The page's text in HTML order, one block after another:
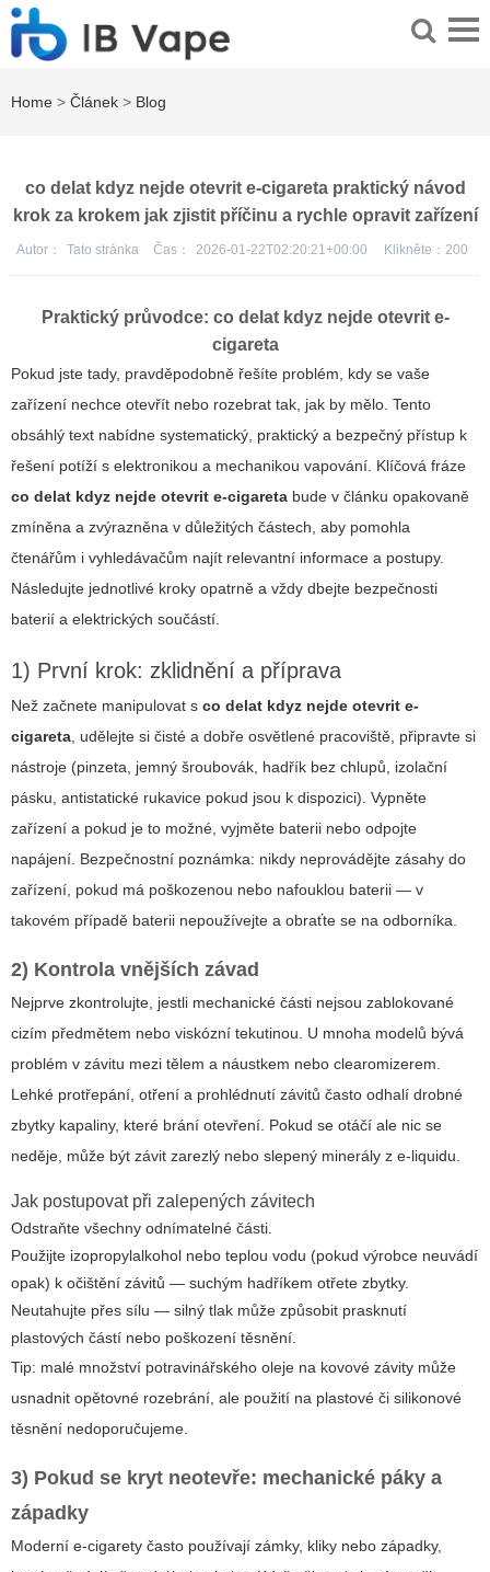
Home > Článek > Blog
co delat kdyz nejde otevrit e-cigareta praktický návod
krok za krokem jak zjistit příčinu a rychle opravit zařízení
Autor： Tato stránka Čas： 2026-01-22T02:20:21+00:00 Klikněte： 200
Praktický průvodce: co delat kdyz nejde otevrit e-
cigareta
Pokud jste tady, pravděpodobně řešíte problém, kdy se vaše
zařízení nechce otevřít nebo rozebrat tak, jak by mělo. Tento
obsáhlý text nabídne systematický, praktický a bezpečný přístup k
řešení potíží s elektronikou a mechanikou vapování. Klíčová fráze
co delat kdyz nejde otevrit e-cigareta bude v článku opakovaně
zmíněna a zvýrazněna v důležitých částech, aby pomohla
čtenářům i vyhledávačům najít relevantní informace a postupy.
Následujte jednotlivé kroky opatrně a vždy dbejte bezpečnosti
baterií a elektrických součástí.
1) První krok: zklidnění a příprava
Než začnete manipulovat s co delat kdyz nejde otevrit e-
cigareta, udělejte si čisté a dobře osvětlené pracoviště, připravte si
nástroje (pinzeta, jemný šroubovák, hadřík bez chlupů, izolační
pásku, antistatické rukavice pokud jsou k dispozici). Vypněte
zařízení a pokud je to možné, vyjměte baterii nebo odpojte
napájení. Bezpečnostní poznámka: nikdy neprovádějte zásahy do
zařízení, pokud má poškozenou nebo nafouklou baterii — v
takovém případě baterii nepoužívejte a obraťte se na odborníka.
2) Kontrola vnějších závad
Nejprve zkontrolujte, jestli mechanické části nejsou zablokované
cizím předmětem nebo viskózní tekutinou. U mnoha modelů bývá
problém v závitu mezi tělem a náustkem nebo clearomizerem.
Lehké protřepání, otření a prohlédnutí závitů často odhalí drobné
zbytky kapaliny, které brání otevření. Pokud se otáčí ale nic se
neděje, může být závit zarezlý nebo slepený minerály z e-liquidu.
Jak postupovat při zalepených závitech
Odstraňte všechny odnímatelné části.
Použijte izopropylalkohol nebo teplou vodu (pokud výrobce neuvádí
opak) k očištění závitů — suchým hadříkem otřete zbytky.
Neutahujte přes sílu — silný tlak může způsobit prasknutí
plastových částí nebo poškození těsnění.
Tip: malé množství potravinářského oleje na kovové závity může
usnadnit opětovné rozebrání, ale použití na plastové či silikonové
těsnění nedoporučujeme.
3) Pokud se kryt neotevře: mechanické páky a
západky
Moderní e-cigarety často používají zámky, kliky nebo západky,